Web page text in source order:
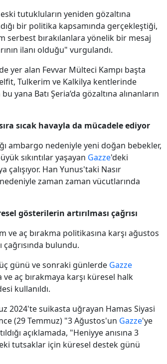
tutukluların yeniden gözaltına
bir politika kapsamında gerçekleştiği,
serbest bırakılanlara yönelik bir mesaj
ilanı olduğu" vurgulandı.
yer alan Fevvar Mülteci Kampı başta
Tulkerim ve Kalkilya kentlerinde
yana Batı Şeria’da gözaltına alınanların
sıcak havayla da mücadele ediyor
ambargo nedeniyle yeni doğan bebekler,
sıkıntılar yaşayan Gazze'deki
çalışıyor. Han Yunus'taki Nasır
zaman zaman vücutlarında
gösterilerin artırılması çağrısı
ve aç bırakma politikasına karşı ağustos
çağrısında bulundu.
üç günü ve sonraki günlerde Gazze
ve aç bırakmaya karşı küresel halk
kullanıldı.
2024'te suikasta uğrayan Hamas Siyasi
(29 Temmuz) "3 Ağustos'un Gazze'ye
açıklamada, "Heniyye anısına 3
tutsaklar için küresel destek günü